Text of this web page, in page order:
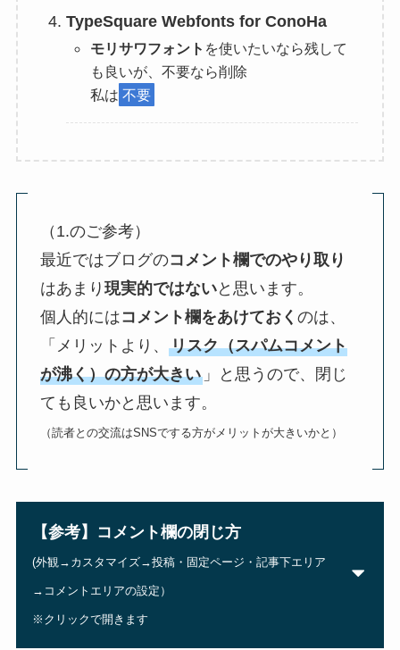
TypeSquare Webfonts for ConoHa
モリサワフォント を使いたいなら残して
も良いが、不要なら削除
私は 不要
（1.のご参考）
最近ではブログのコメント欄でのやり取り
はあまり 現実的ではないと思います。
個人的にはコメント欄をあけておく のは、
「メリットより、 リスク（スパムコメント
が沸く）の方が大きい」と思うので、閉じ
ても良いかと思います。
（読者との交流はSNSでする方がメリットが大きいかと）
【参考】コメント欄の閉じ方
(外観→カスタマイズ→投稿・固定ページ・記事下エリア
→コメントエリアの設定）
※クリックで開きます